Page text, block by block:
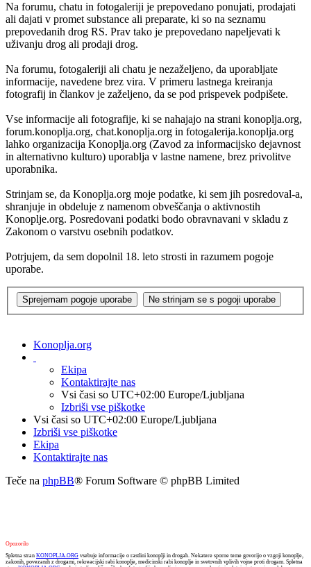
Na forumu, chatu in fotogaleriji je prepovedano ponujati, prodajati
ali dajati v promet substance ali preparate, ki so na seznamu
prepovedanih drog RS. Prav tako je prepovedano napeljevati k
uživanju drog ali prodaji drog.
Na forumu, fotogaleriji ali chatu je nezaželjeno, da uporabljate
informacije, navedene brez vira. V primeru lastnega kreiranja
fotografij in člankov je zaželjeno, da se pod prispevek podpišete.
Vse informacije ali fotografije, ki se nahajajo na strani konoplja.org,
forum.konoplja.org, chat.konoplja.org in fotogalerija.konoplja.org
lahko organizacija Konoplja.org (Zavod za informacijsko dejavnost
in alternativno kulturo) uporablja v lastne namene, brez privolitve
uporabnika.
Strinjam se, da Konoplja.org moje podatke, ki sem jih posredoval-a,
shranjuje in obdeluje z namenom obveščanja o aktivnostih
Konoplje.org. Posredovani podatki bodo obravnavani v skladu z
Zakonom o varstvu osebnih podatkov.
Potrjujem, da sem dopolnil 18. leto strosti in razumem pogoje
uporabe.
Konoplja.org
Ekipa
Kontaktirajte nas
Vsi časi so UTC+02:00 Europe/Ljubljana
Izbriši vse piškotke
Vsi časi so UTC+02:00 Europe/Ljubljana
Izbriši vse piškotke
Ekipa
Kontaktirajte nas
Teče na phpBB® Forum Software © phpBB Limited
Opozorilo
Spletna stran KONOPLJA.ORG vsebuje informacije o rastlini konoplji in drogah. Nekatere sporne teme govorijo o vzgoji konoplje,
zakonih, povezanih z drogami, rekreacijski rabi konoplje, medicinski rabi konoplje in svetovnih vplivih vojne proti drogam. Spletna